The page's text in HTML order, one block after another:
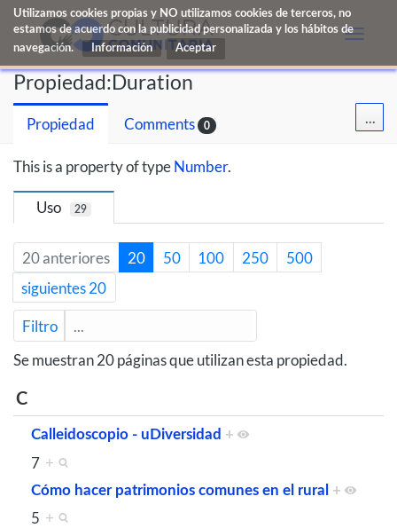
Utilizamos cookies propias y NO utilizamos cookies de terceros, no
estamos de acuerdo con la publicidad personalizada y los hábitos de
navegación.
Información
Toggle
Propiedad:Duration
Propiedad Comments 0 ...
This is a property of typeNumber.
Uso 29
20 anteriores 20 50 100 250
500
siguientes 20
Filtro
Se muestran 20 páginas que utilizan esta propiedad.
C
Calleidoscopio - uDiversidad +
7 +
Cómo hacer patrimonios comunes en el rural +
5 +